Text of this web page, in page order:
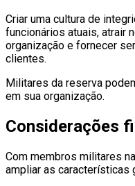
Criar uma cultura de
funcionários atuais, atrair
organização e fornecer
clientes.
Militares da reserva
em sua organização.
Considerações
Com membros militares
ampliar as características